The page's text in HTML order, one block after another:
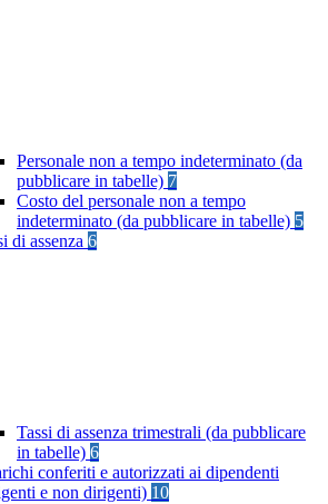
Personale non a tempo indeterminato (da
pubblicare in tabelle) 7
Costo del personale non a tempo
indeterminato (da pubblicare in tabelle) 5
di assenza 6
Tassi di assenza trimestrali (da pubblicare
in tabelle) 6
conferiti e autorizzati ai dipendenti
e non dirigenti) 10